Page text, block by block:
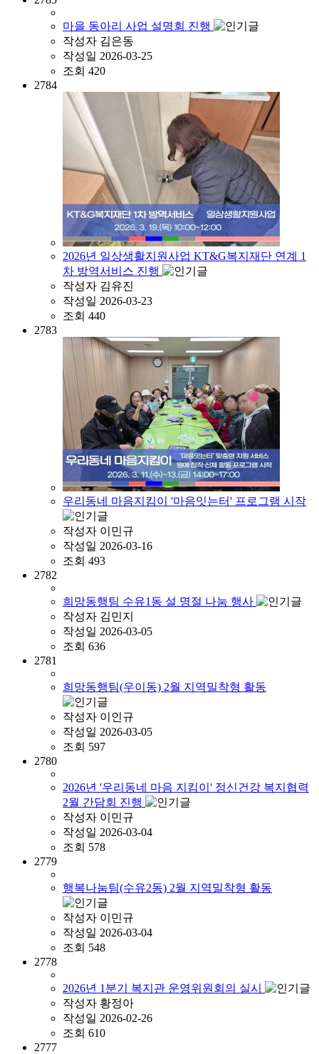
마을 동아리 사업 설명회 진행
작성자 김은동
작성일 2026-03-25
조회 420
2784
2026년 일상생활지원사업 KT&G복지재단 연계 1
차 방역서비스 진행
작성자 김유진
작성일 2026-03-23
조회 440
2783
우리동네 마음지킴이 '마음잇는터' 프로그램 시작
작성자 이민규
작성일 2026-03-16
조회 493
2782
희망동행팀 수유1동 설 명절 나눔 행사
작성자 김민지
작성일 2026-03-05
조회 636
2781
희망동행팀(우이동) 2월 지역밀착형 활동
작성자 이인규
작성일 2026-03-05
조회 597
2780
2026년 '우리동네 마음 지킴이' 정신건강 복지협력
2월 간담회 진행
작성자 이민규
작성일 2026-03-04
조회 578
2779
행복나눔팀(수유2동) 2월 지역밀착형 활동
작성자 이민규
작성일 2026-03-04
조회 548
2778
2026년 1분기 복지관 운영위원회의 실시
작성자 황정아
작성일 2026-02-26
조회 610
2777